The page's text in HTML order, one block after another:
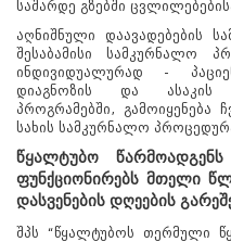
საშარდე გზებში
აღნიშნული დაავადებების
შესაბამისი სამკურნალო
ინდივიდუალურად -
დიაგნოზის და ასაკის
პროგრამებში, გამოიყენება
სახის სამკურნალო
წყალტუბო
ფუნქციონირებს მთელი
დასვენების დღეების
შპს “წყალტუბოს თერმული